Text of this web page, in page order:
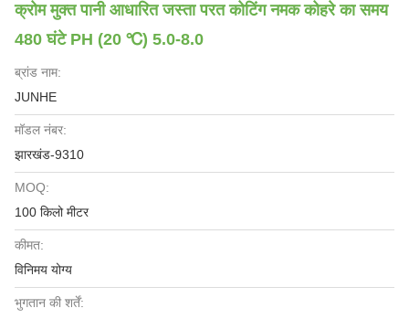
क्रोम मुक्त पानी आधारित जस्ता परत कोटिंग नमक कोहरे का समय
480 घंटे PH (20 ℃) ​​5.0-8.0
ब्रांड नाम:
JUNHE
मॉडल नंबर:
झारखंड-9310
MOQ:
100 किलो मीटर
कीमत:
विनिमय योग्य
भुगतान की शर्तें: